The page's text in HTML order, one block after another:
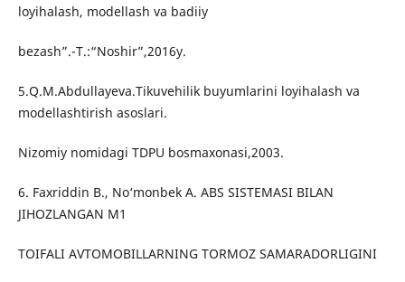
loyihalash, modellash va badiiy
bezash”.-T.:“Noshir”,2016y.
5.Q.M.Abdullayeva.Tikuvehilik buyumlarini loyihalash va
modellashtirish asoslari.
Nizomiy nomidagi TDPU bosmaxonasi,2003.
6. Faxriddin B., No‘monbek A. ABS SISTEMASI BILAN
JIHOZLANGAN M1
TOIFALI AVTOMOBILLARNING TORMOZ SAMARADORLIGINI